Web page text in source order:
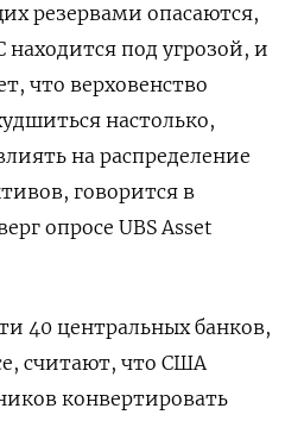
резервами опасаются,
под угрозой, и
что верховенство
настолько,
на распределение
говорится в
опросе UBS Asset
40 центральных банков,
считают, что США
конвертировать